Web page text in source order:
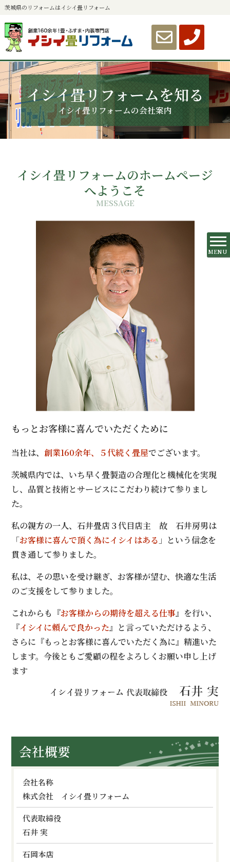
茨城県のリフォームはイシイ畳リフォーム
MENU
イシイ畳リフォームを知る
イシイ畳リフォームの会社案内
イシイ畳リフォームのホームページ
へようこそ
MESSAGE
もっとお客様に喜んでいただくために
当社は、創業160余年、５代続く畳屋でございます。
茨城県内では、いち早く畳製造の合理化と機械化を実現
し、品質と技術とサービスにこだわり続けて参りまし
た。
私の親方の一人、石井畳店３代目店主 故 石井房男は
「お客様に喜んで頂く為にイシイはある 」という信念を
貫き通して参りました。
私は、その思いを受け継ぎ、お客様が望む、快適な生活
のご支援をして参りました。
これからも『お客様からの期待を超える仕事』を行い、
『イシイに頼んで良かった』と言っていただけるよう、
さらに『もっとお客様に喜んでいただく為に』精進いた
します。今後ともご愛顧の程をよろしくお願い申し上げ
ます
会社概要
会社名称
株式会社 イシイ畳リフォーム
代表取締役
石井 実
石岡本店